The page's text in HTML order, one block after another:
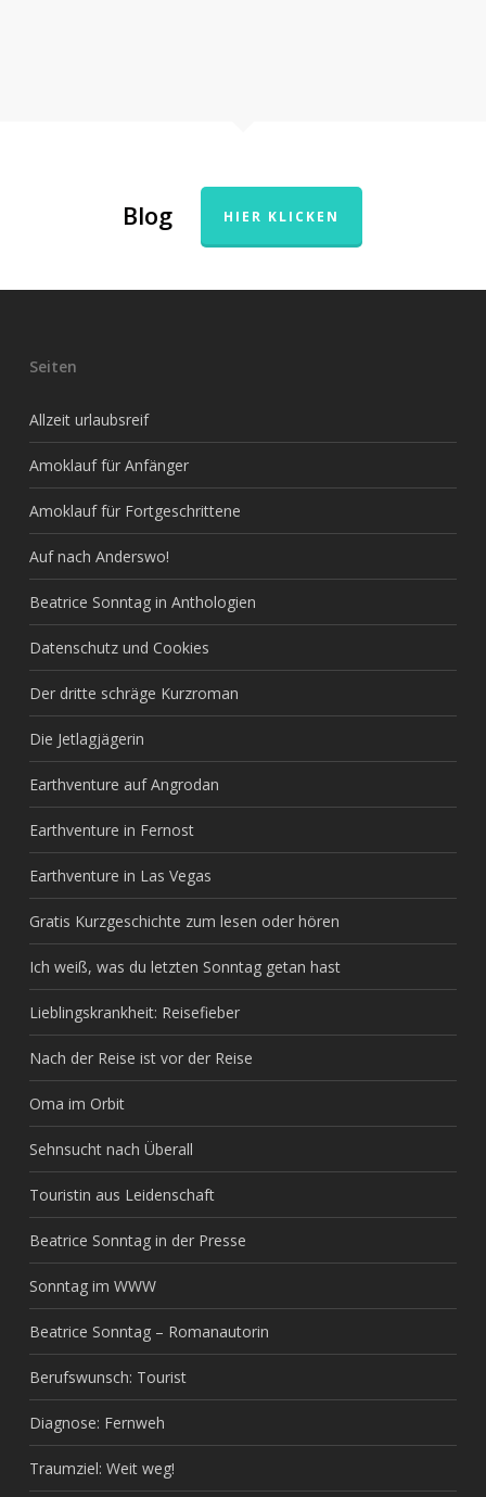
Blog HIER KLICKEN
Seiten
Allzeit urlaubsreif
Amoklauf für Anfänger
Amoklauf für Fortgeschrittene
Auf nach Anderswo!
Beatrice Sonntag in Anthologien
Datenschutz und Cookies
Der dritte schräge Kurzroman
Die Jetlagjägerin
Earthventure auf Angrodan
Earthventure in Fernost
Earthventure in Las Vegas
Gratis Kurzgeschichte zum lesen oder hören
Ich weiß, was du letzten Sonntag getan hast
Lieblingskrankheit: Reisefieber
Nach der Reise ist vor der Reise
Oma im Orbit
Sehnsucht nach Überall
Touristin aus Leidenschaft
Beatrice Sonntag in der Presse
Sonntag im WWW
Beatrice Sonntag – Romanautorin
Berufswunsch: Tourist
Diagnose: Fernweh
Traumziel: Weit weg!